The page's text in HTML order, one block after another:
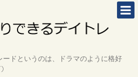
ードというのは、ドラマのように格好